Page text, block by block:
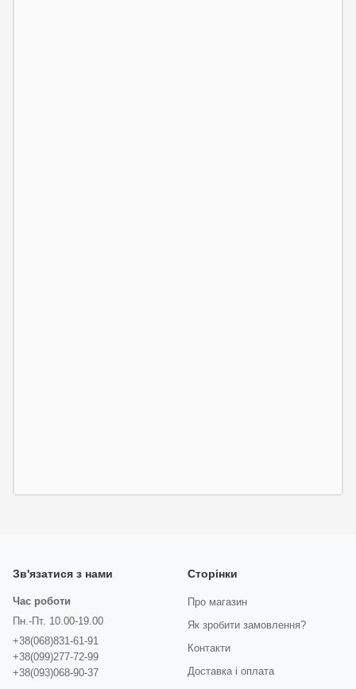
Зв'язатися з нами
Час роботи
Пн.-Пт. 10.00-19.00
+38(068)831-61-91
+38(099)277-72-99
+38(093)068-90-37
Сторінки
Про магазин
Як зробити замовлення?
Контакти
Доставка і оплата